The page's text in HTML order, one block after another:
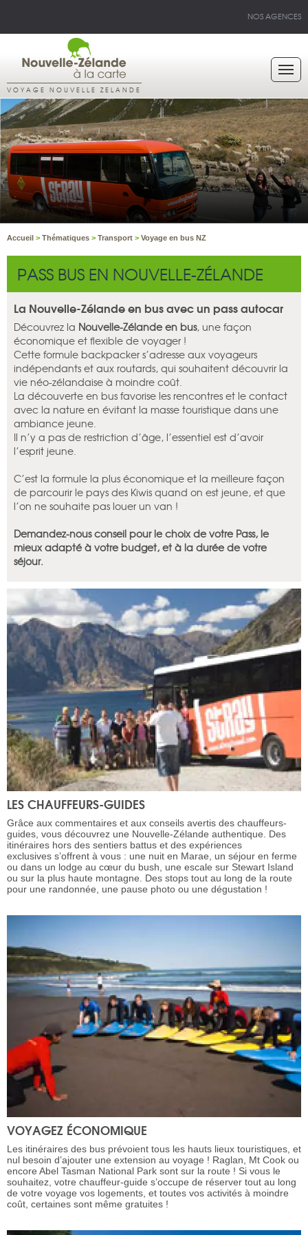
NOS AGENCES
VOYAGE NOUVELLE ZELANDE
Accueil > Thématiques > Transport > Voyage en bus NZ
PASS BUS EN NOUVELLE-ZÉLANDE
La Nouvelle-Zélande en bus avec un pass autocar
Découvrez la Nouvelle-Zélande en bus, une façon
économique et flexible de voyager !
Cette formule backpacker s’adresse aux voyageurs
indépendants et aux routards, qui souhaitent découvrir la
vie néo-zélandaise à moindre coût.
La découverte en bus favorise les rencontres et le contact
avec la nature en évitant la masse touristique dans une
ambiance jeune.
Il n’y a pas de ­restriction d’âge, l’essentiel est d’avoir
l’esprit jeune.
C’est la formule la plus économique et la meilleure façon
de parcourir le pays des Kiwis quand on est jeune, et que
l’on ne souhaite pas louer un van !
Demandez-nous conseil pour le choix de votre Pass, le
mieux adapté à votre budget, et à la durée de votre
séjour.
LES CHAUFFEURS-GUIDES
Grâce aux commentaires et aux conseils avertis des chauffeurs-
guides, vous découvrez une Nouvelle-Zélande authentique. Des
itinéraires hors des sentiers battus et des expériences
exclusives s’offrent à vous : une nuit en Marae, un séjour en ferme
ou dans un lodge au cœur du bush, une escale sur Stewart Island
ou sur la plus haute montagne. Des stops tout au long de la route
pour une randonnée, une pause photo ou une dégustation !
VOYAGEZ ÉCONOMIQUE
Les itinéraires des bus prévoient tous les hauts lieux touristiques, et
nul besoin d’ajouter une extension au voyage ! Raglan, Mt Cook ou
encore Abel Tasman National Park sont sur la route ! Si vous le
souhaitez, votre chauffeur-guide s’occupe de réserver tout au long
de votre voyage vos logements, et toutes vos activités à moindre
coût, certaines sont même gratuites !